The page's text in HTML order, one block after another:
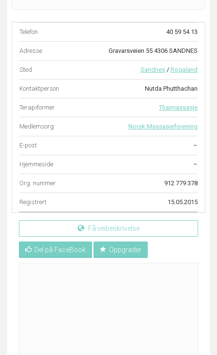
Telefon 40 59 54 13
Adresse Gravarsveien 55 4306 SANDNES
Sted Sandnes / Rogaland
Kontaktperson Nutda Phutthachan
Terapiformer Thaimassasje
Medlemsorg. Norsk Massasjeforening
E-post –
Hjemmeside –
Org. nummer 912 779 378
Registrert 15.05.2015
Få veibeskrivelse
Del på FaceBook Oppgrader